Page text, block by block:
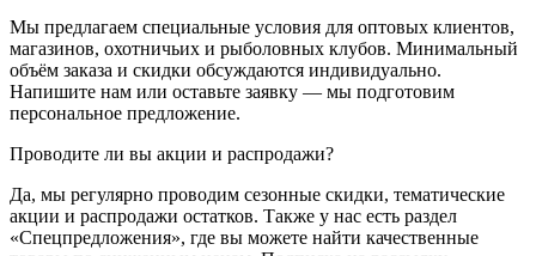
Мы предлагаем специальные условия для оптовых клиентов,
магазинов, охотничьих и рыболовных клубов. Минимальный
объём заказа и скидки обсуждаются индивидуально.
Напишите нам или оставьте заявку — мы подготовим
персональное предложение.
Проводите ли вы акции и распродажи?
Да, мы регулярно проводим сезонные скидки, тематические
акции и распродажи остатков. Также у нас есть раздел
«Спецпредложения», где вы можете найти качественные